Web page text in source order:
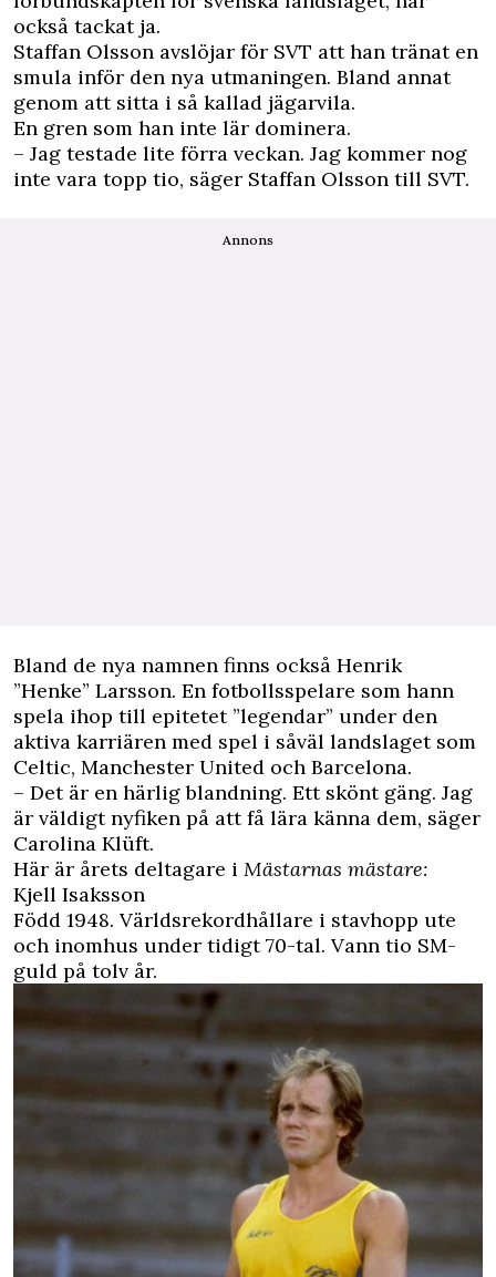
också tackat ja.
Staffan Olsson avslöjar för SVT att han tränat en
smula inför den nya utmaningen. Bland annat
genom att sitta i så kallad jägarvila.
En gren som han inte lär dominera.
– Jag testade lite förra veckan. Jag kommer nog
inte vara topp tio, säger Staffan Olsson till SVT.
Annons
Bland de nya namnen finns också Henrik
”Henke” Larsson. En fotbollsspelare som hann
spela ihop till epitetet ”legendar” under den
aktiva karriären med spel i såväl landslaget som
Celtic, Manchester United och Barcelona.
– Det är en härlig blandning. Ett skönt gäng. Jag
är väldigt nyfiken på att få lära känna dem, säger
Carolina Klüft.
Här är årets deltagare i Mästarnas mästare:
Kjell Isaksson
Född 1948. Världsrekordhållare i stavhopp ute
och inomhus under tidigt 70-tal. Vann tio SM-
guld på tolv år.